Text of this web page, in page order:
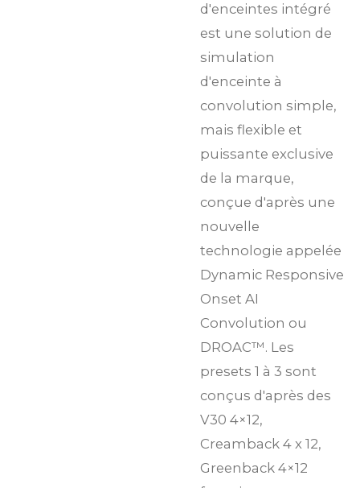
d'enceintes intégré
est une solution de
simulation
d'enceinte à
convolution simple,
mais flexible et
puissante exclusive
de la marque,
conçue d'après une
nouvelle
technologie appelée
Dynamic Responsive
Onset AI
Convolution ou
DROAC™. Les
presets 1 à 3 sont
conçus d'après des
V30 4×12,
Creamback 4 x 12,
Greenback 4×12